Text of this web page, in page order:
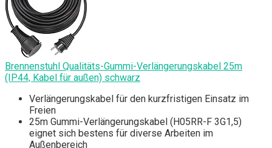
Brennenstuhl Qualitäts-Gummi-Verlängerungskabel 25m
(IP44, Kabel für außen) schwarz
Verlängerungskabel für den kurzfristigen Einsatz im
Freien
25m Gummi-Verlängerungskabel (H05RR-F 3G1,5)
eignet sich bestens für diverse Arbeiten im
Außenbereich